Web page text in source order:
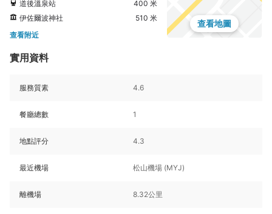
道後溫泉站
400 米
伊佐爾波神社
510 米
查看附近
查看地圖
實用資料
服務質素 4.6
餐廳總數 1
地點評分 4.3
最近機場 松山機場 (MYJ)
離機場 8.32公里